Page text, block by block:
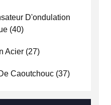
D'ondulation
(40)
Acier (27)
Caoutchouc (37)